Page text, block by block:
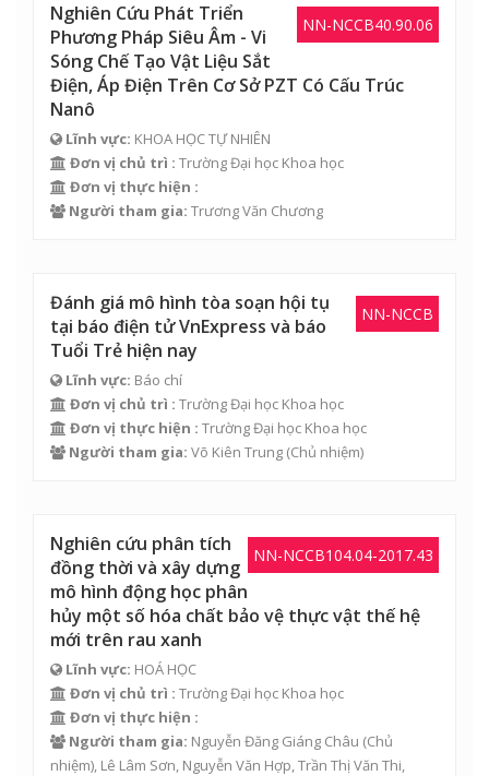
NN-NCCB40.90.06
Nghiên Cứu Phát Triển
Phương Pháp Siêu Âm - Vi
Sóng Chế Tạo Vật Liệu Sắt
Điện, Áp Điện Trên Cơ Sở PZT Có Cấu Trúc
Nanô
Lĩnh vực: KHOA HỌC TỰ NHIÊN
Đơn vị chủ trì : Trường Đại học Khoa học
Đơn vị thực hiện :
Người tham gia: Trương Văn Chương
NN-NCCB
Đánh giá mô hình tòa soạn hội tụ
tại báo điện tử VnExpress và báo
Tuổi Trẻ hiện nay
Lĩnh vực: Báo chí
Đơn vị chủ trì : Trường Đại học Khoa học
Đơn vị thực hiện : Trường Đại học Khoa học
Người tham gia: Võ Kiên Trung (Chủ nhiệm)
NN-NCCB104.04-2017.43
Nghiên cứu phân tích
đồng thời và xây dựng
mô hình động học phân
hủy một số hóa chất bảo vệ thực vật thế hệ
mới trên rau xanh
Lĩnh vực: HOÁ HỌC
Đơn vị chủ trì : Trường Đại học Khoa học
Đơn vị thực hiện :
Người tham gia: Nguyễn Đăng Giáng Châu (Chủ
nhiệm), Lê Lâm Sơn, Nguyễn Văn Hợp,Trần Thị Văn Thi,